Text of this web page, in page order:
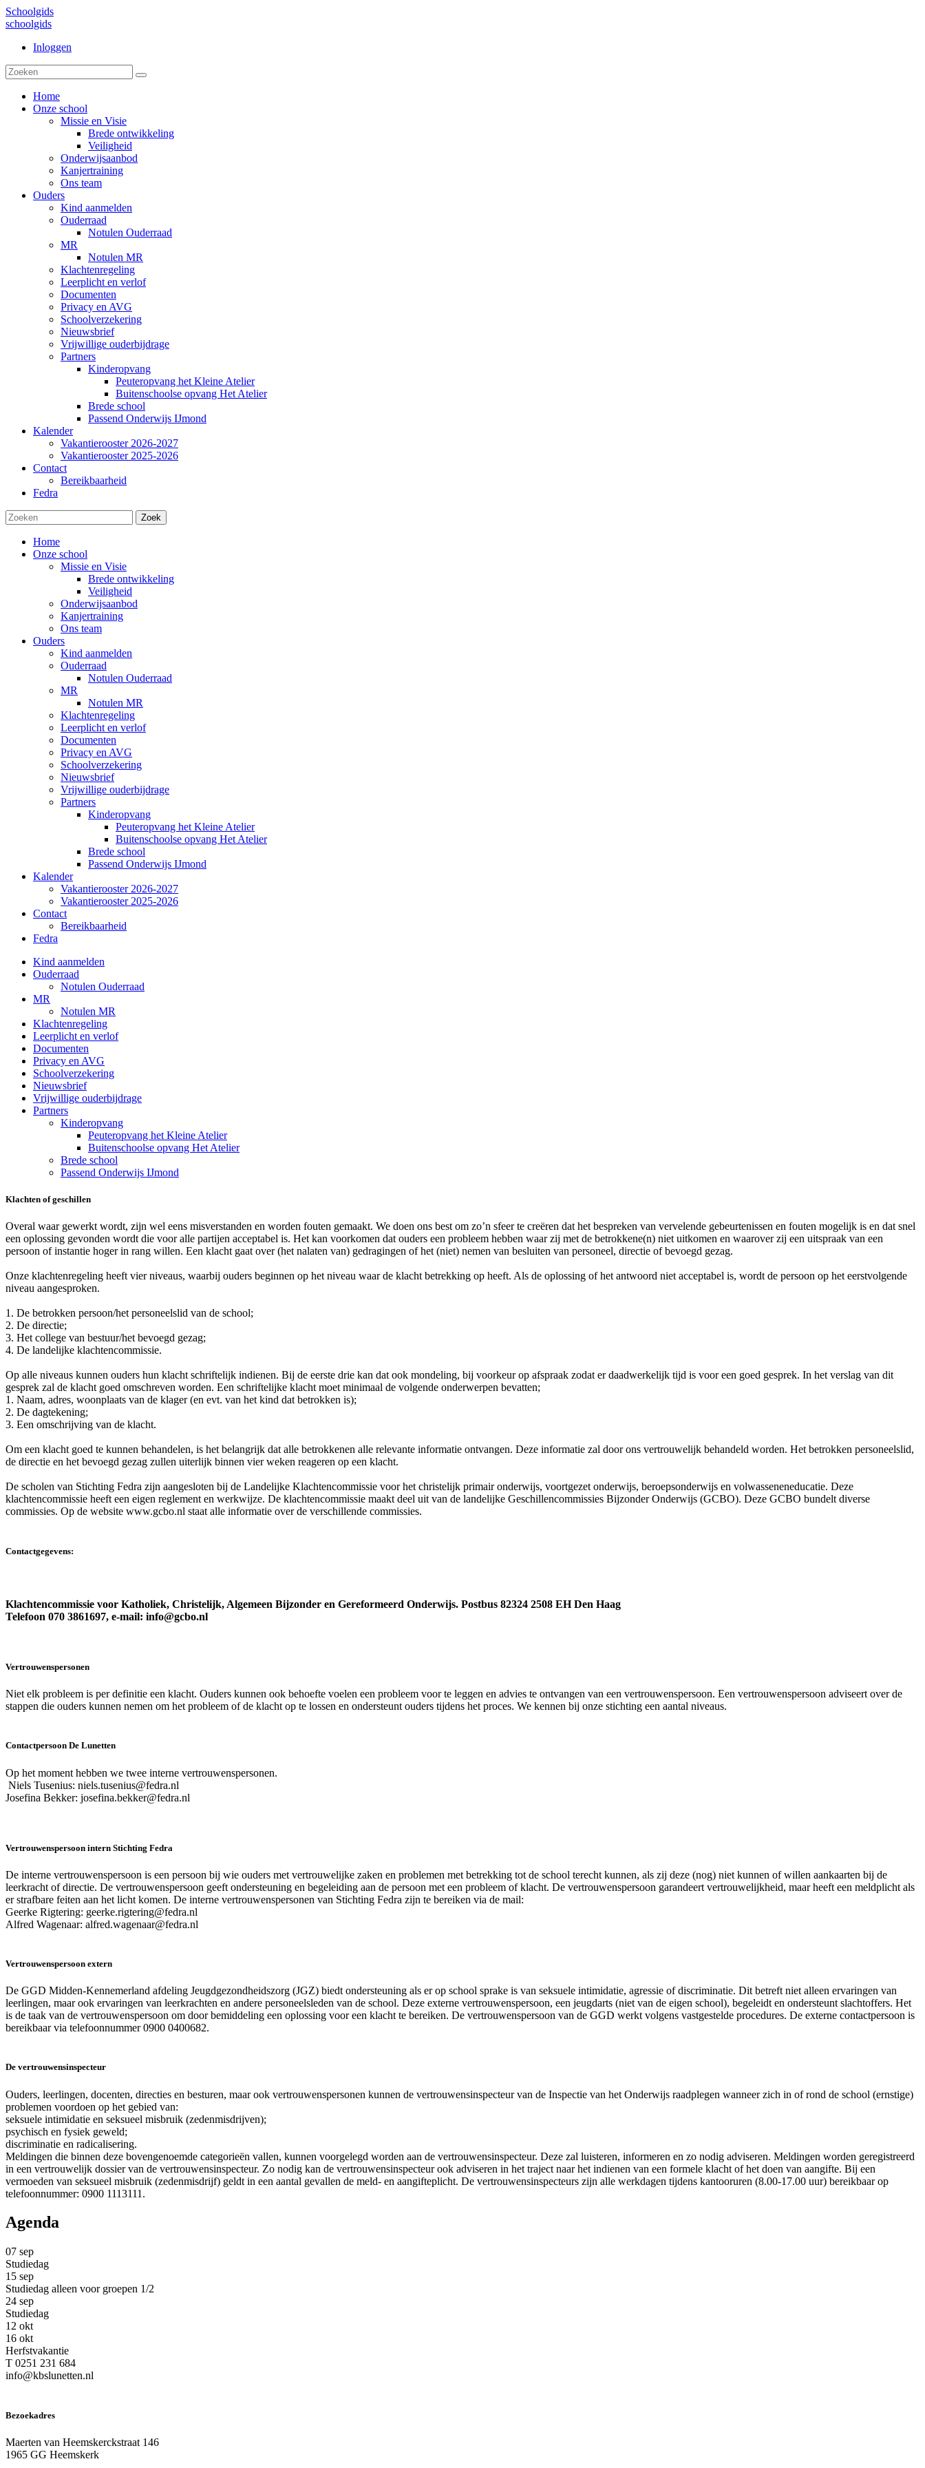
Schoolgids
schoolgids
Inloggen
Home
Onze school
Missie en Visie
Brede ontwikkeling
Veiligheid
Onderwijsaanbod
Kanjertraining
Ons team
Ouders
Kind aanmelden
Ouderraad
Notulen Ouderraad
MR
Notulen MR
Klachtenregeling
Leerplicht en verlof
Documenten
Privacy en AVG
Schoolverzekering
Nieuwsbrief
Vrijwillige ouderbijdrage
Partners
Kinderopvang
Peuteropvang het Kleine Atelier
Buitenschoolse opvang Het Atelier
Brede school
Passend Onderwijs IJmond
Kalender
Vakantierooster 2026-2027
Vakantierooster 2025-2026
Contact
Bereikbaarheid
Fedra
Zoek
Home
Onze school
Missie en Visie
Brede ontwikkeling
Veiligheid
Onderwijsaanbod
Kanjertraining
Ons team
Ouders
Kind aanmelden
Ouderraad
Notulen Ouderraad
MR
Notulen MR
Klachtenregeling
Leerplicht en verlof
Documenten
Privacy en AVG
Schoolverzekering
Nieuwsbrief
Vrijwillige ouderbijdrage
Partners
Kinderopvang
Peuteropvang het Kleine Atelier
Buitenschoolse opvang Het Atelier
Brede school
Passend Onderwijs IJmond
Kalender
Vakantierooster 2026-2027
Vakantierooster 2025-2026
Contact
Bereikbaarheid
Fedra
Kind aanmelden
Ouderraad
Notulen Ouderraad
MR
Notulen MR
Klachtenregeling
Leerplicht en verlof
Documenten
Privacy en AVG
Schoolverzekering
Nieuwsbrief
Vrijwillige ouderbijdrage
Partners
Kinderopvang
Peuteropvang het Kleine Atelier
Buitenschoolse opvang Het Atelier
Brede school
Passend Onderwijs IJmond
Klachten of geschillen
Overal waar gewerkt wordt, zijn wel eens misverstanden en worden fouten gemaakt. We doen ons best om zo’n sfeer te creëren dat het bespreken van vervelende gebeurtenissen en fouten mogelijk is en dat snel
een oplossing gevonden wordt die voor alle partijen acceptabel is. Het kan voorkomen dat ouders een probleem hebben waar zij met de betrokkene(n) niet uitkomen en waarover zij een uitspraak van een
persoon of instantie hoger in rang willen. Een klacht gaat over (het nalaten van) gedragingen of het (niet) nemen van besluiten van personeel, directie of bevoegd gezag.
Onze klachtenregeling heeft vier niveaus, waarbij ouders beginnen op het niveau waar de klacht betrekking op heeft. Als de oplossing of het antwoord niet acceptabel is, wordt de persoon op het eerstvolgende
niveau aangesproken.
1. De betrokken persoon/het personeelslid van de school;
2. De directie;
3. Het college van bestuur/het bevoegd gezag;
4. De landelijke klachtencommissie.
Op alle niveaus kunnen ouders hun klacht schriftelijk indienen. Bij de eerste drie kan dat ook mondeling, bij voorkeur op afspraak zodat er daadwerkelijk tijd is voor een goed gesprek. In het verslag van dit
gesprek zal de klacht goed omschreven worden. Een schriftelijke klacht moet minimaal de volgende onderwerpen bevatten;
1. Naam, adres, woonplaats van de klager (en evt. van het kind dat betrokken is);
2. De dagtekening;
3. Een omschrijving van de klacht.
Om een klacht goed te kunnen behandelen, is het belangrijk dat alle betrokkenen alle relevante informatie ontvangen. Deze informatie zal door ons vertrouwelijk behandeld worden. Het betrokken personeelslid,
de directie en het bevoegd gezag zullen uiterlijk binnen vier weken reageren op een klacht.
De scholen van Stichting Fedra zijn aangesloten bij de Landelijke Klachtencommissie voor het christelijk primair onderwijs, voortgezet onderwijs, beroepsonderwijs en volwasseneneducatie. Deze
klachtencommissie heeft een eigen reglement en werkwijze. De klachtencommissie maakt deel uit van de landelijke Geschillencommissies Bijzonder Onderwijs (GCBO). Deze GCBO bundelt diverse
commissies. Op de website www.gcbo.nl staat alle informatie over de verschillende commissies.
Contactgegevens:
Klachtencommissie voor Katholiek, Christelijk, Algemeen Bijzonder en Gereformeerd Onderwijs. Postbus 82324 2508 EH Den Haag
Telefoon 070 3861697, e-mail: info@gcbo.nl
Vertrouwenspersonen
Niet elk probleem is per definitie een klacht. Ouders kunnen ook behoefte voelen een probleem voor te leggen en advies te ontvangen van een vertrouwenspersoon. Een vertrouwenspersoon adviseert over de
stappen die ouders kunnen nemen om het probleem of de klacht op te lossen en ondersteunt ouders tijdens het proces. We kennen bij onze stichting een aantal niveaus.
Contactpersoon De Lunetten
Op het moment hebben we twee interne vertrouwenspersonen.
Niels Tusenius: niels.tusenius@fedra.nl
Josefina Bekker: josefina.bekker@fedra.nl
Vertrouwenspersoon intern Stichting Fedra
De interne vertrouwenspersoon is een persoon bij wie ouders met vertrouwelijke zaken en problemen met betrekking tot de school terecht kunnen, als zij deze (nog) niet kunnen of willen aankaarten bij de
leerkracht of directie. De vertrouwenspersoon geeft ondersteuning en begeleiding aan de persoon met een probleem of klacht. De vertrouwenspersoon garandeert vertrouwelijkheid, maar heeft een meldplicht als
er strafbare feiten aan het licht komen. De interne vertrouwenspersonen van Stichting Fedra zijn te bereiken via de mail:
Geerke Rigtering: geerke.rigtering@fedra.nl
Alfred Wagenaar: alfred.wagenaar@fedra.nl
Vertrouwenspersoon extern
De GGD Midden-Kennemerland afdeling Jeugdgezondheidszorg (JGZ) biedt ondersteuning als er op school sprake is van seksuele intimidatie, agressie of discriminatie. Dit betreft niet alleen ervaringen van
leerlingen, maar ook ervaringen van leerkrachten en andere personeelsleden van de school. Deze externe vertrouwenspersoon, een jeugdarts (niet van de eigen school), begeleidt en ondersteunt slachtoffers. Het
is de taak van de vertrouwenspersoon om door bemiddeling een oplossing voor een klacht te bereiken. De vertrouwenspersoon van de GGD werkt volgens vastgestelde procedures. De externe contactpersoon is
bereikbaar via telefoonnummer 0900 0400682.
De vertrouwensinspecteur
Ouders, leerlingen, docenten, directies en besturen, maar ook vertrouwenspersonen kunnen de vertrouwensinspecteur van de Inspectie van het Onderwijs raadplegen wanneer zich in of rond de school (ernstige)
problemen voordoen op het gebied van:
seksuele intimidatie en seksueel misbruik (zedenmisdrijven);
psychisch en fysiek geweld;
discriminatie en radicalisering.
Meldingen die binnen deze bovengenoemde categorieën vallen, kunnen voorgelegd worden aan de vertrouwensinspecteur. Deze zal luisteren, informeren en zo nodig adviseren. Meldingen worden geregistreerd
in een vertrouwelijk dossier van de vertrouwensinspecteur. Zo nodig kan de vertrouwensinspecteur ook adviseren in het traject naar het indienen van een formele klacht of het doen van aangifte. Bij een
vermoeden van seksueel misbruik (zedenmisdrijf) geldt in een aantal gevallen de meld- en aangifteplicht. De vertrouwensinspecteurs zijn alle werkdagen tijdens kantooruren (8.00-17.00 uur) bereikbaar op
telefoonnummer: 0900 1113111.
Agenda
07 sep
Studiedag
15 sep
Studiedag alleen voor groepen 1/2
24 sep
Studiedag
12 okt
16 okt
Herfstvakantie
T 0251 231 684
info@kbslunetten.nl
Bezoekadres
Maerten van Heemskerckstraat 146
1965 GG Heemskerk